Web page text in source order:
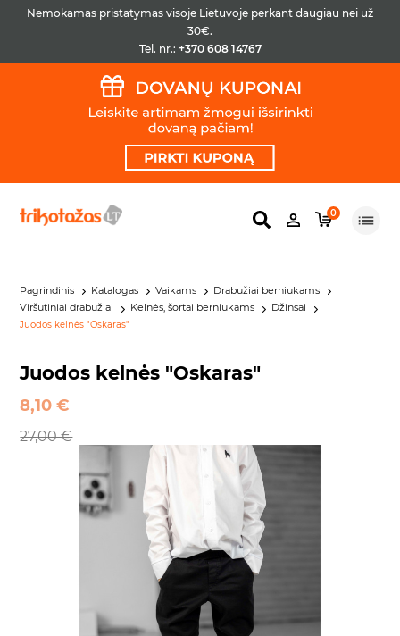
Nemokamas pristatymas visoje Lietuvoje perkant daugiau nei už
30€.
Tel. nr.: +370 608 14767
0
Pagrindinis Katalogas Vaikams
Drabužiai berniukams
Viršutiniai drabužiai
Kelnės, šortai berniukams Džinsai
Juodos kelnės "Oskaras"
Juodos kelnės "Oskaras"
8,10 €
27,00 €